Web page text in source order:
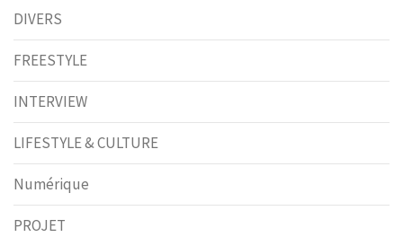
DIVERS
FREESTYLE
INTERVIEW
LIFESTYLE & CULTURE
Numérique
PROJET